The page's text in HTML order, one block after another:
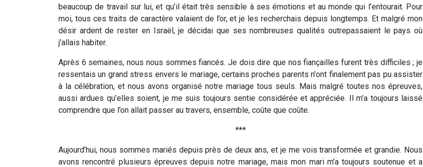
beaucoup de travail sur lui, et qu’il était très sensible à ses émotions et au monde qui l’entourait. Pour
moi, tous ces traits de caractère valaient de l’or, et je les recherchais depuis longtemps. Et malgré mon
désir ardent de rester en Israël, je décidai que ses nombreuses qualités outrepassaient le pays où
j'allais habiter.
Après 6 semaines, nous nous sommes fiancés. Je dois dire que nos fiançailles furent très difficiles ; je
ressentais un grand stress envers le mariage, certains proches parents n'ont finalement pas pu assister
à la célébration, et nous avons organisé notre mariage tous seuls. Mais malgré toutes nos épreuves,
aussi ardues qu’elles soient, je me suis toujours sentie considérée et appréciée. Il m’a toujours laissé
comprendre que l’on allait passer au travers, ensemble, coûte que coûte.
***
Aujourd’hui, nous sommes mariés depuis près de deux ans, et je me vois transformée et grandie. Nous
avons rencontré plusieurs épreuves depuis notre mariage, mais mon mari m’a toujours soutenue et a